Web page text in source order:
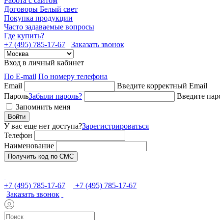
Договоры Белый свет
Покупка продукции
Часто задаваемые вопросы
Где купить?
+7 (495) 785-17-67
Заказать звонок
Вход в личный кабинет
По E-mail По номеру телефона
Email
Введите корректный Email
ПарольЗабыли пароль?
Введите
Запомнить меня
Войти
У вас еще нет доступа?Зарегистрироваться
Телефон
Наименование
Получить код по СМС
+7 (495) 785-17-67
+7 (495) 785-17-67
Заказать звонок